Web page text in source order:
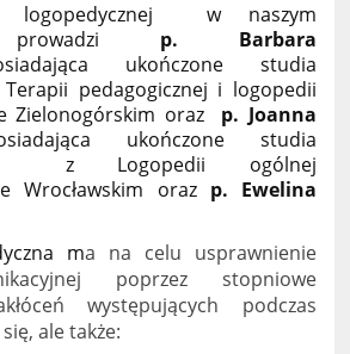
logopedycznej w naszym
prowadzi p. Barbara
ukończone studia
pedagogicznej i logopedii
Zielonogórskim oraz p. Joanna
ukończone studia
z Logopedii ogólnej
Wrocławskim oraz p. Ewelina
ma na celu usprawnienie
poprzez stopniowe
występujących podczas
ale także: